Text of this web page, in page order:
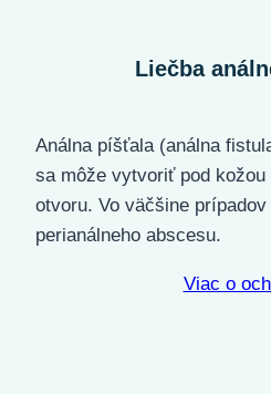
Liečba
Análna píšťala (análna
sa môže vytvoriť pod kožou
otvoru. Vo väčšine
perianálneho abscesu.
Viac o